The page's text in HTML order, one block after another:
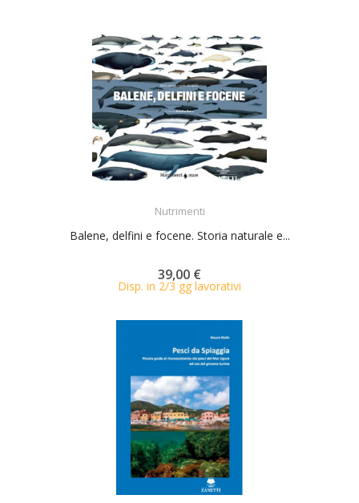
Nutrimenti
Balene, delfini e focene. Storia naturale e...
39,00 €
Disp. in 2/3 gg lavorativi